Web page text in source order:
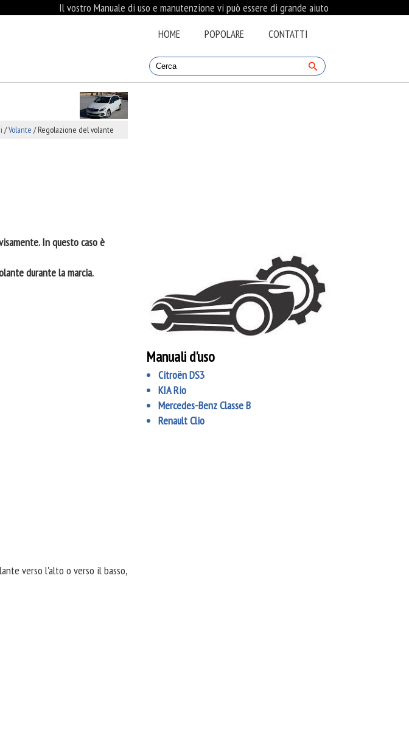
Il vostro Manuale di uso e manutenzione vi può essere di grande aiuto
HOME POPOLARE CONTATTI
/Volante / Regolazione del volante
In questo caso è
durante la marcia.
verso l'alto o verso il basso,
Manuali d'uso
Citroën DS3
KIA Rio
Mercedes-Benz Classe B
Renault Clio